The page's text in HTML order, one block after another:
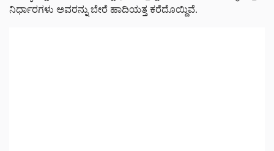
ನಿರ್ಧಾರಗಳು ಅವರನ್ನು ಬೇರೆ ಹಾದಿಯತ್ತ ಕರೆದೊಯ್ದಿವೆ.